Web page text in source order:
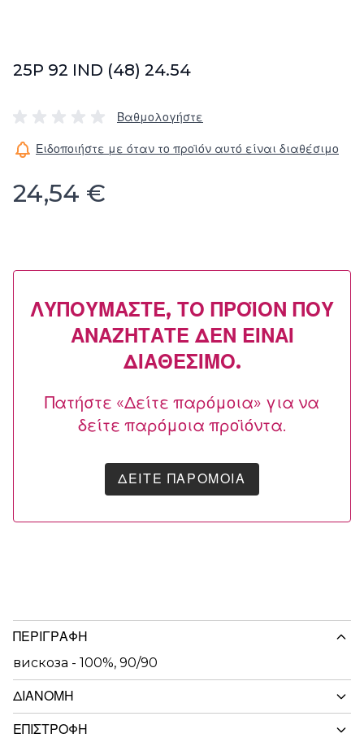
25P 92 IND (48) 24.54
Βαθμολογήστε
Ειδοποιήστε με όταν το προϊόν αυτό είναι διαθέσιμο
24,54 €
ΛΥΠΟΎΜΑΣΤΕ, ΤΟ ΠΡΟΪΌΝ ΠΟΥ
ΑΝΑΖΗΤΆΤΕ ΔΕΝ ΕΊΝΑΙ
ΔΙΑΘΈΣΙΜΟ.
Πατήστε «Δείτε παρόμοια» για να
δείτε παρόμοια προϊόντα.
ΔΕΊΤΕ ΠΑΡΌΜΟΙΑ
ΠΕΡΙΓΡΑΦΉ
вискоза - 100%, 90/90
ΔΙΑΝΟΜΉ
ΕΠΙΣΤΡΟΦΉ